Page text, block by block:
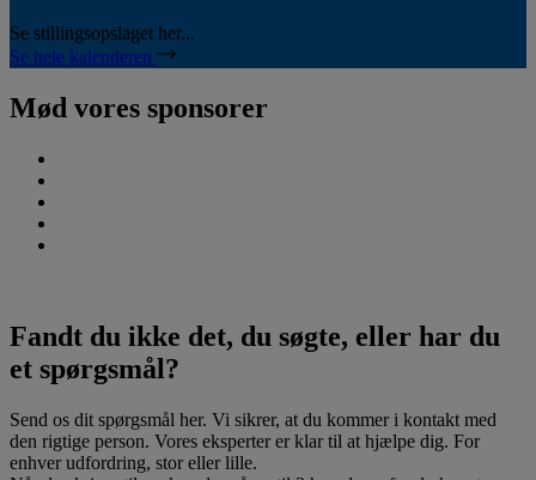
Se stillingsopslaget her...
Se hele kalenderen
Mød vores sponsorer
Fandt du ikke det, du søgte, eller har du
et spørgsmål?
Send os dit spørgsmål her. Vi sikrer, at du kommer i kontakt med
den rigtige person. Vores eksperter er klar til at hjælpe dig. For
enhver udfordring, stor eller lille.